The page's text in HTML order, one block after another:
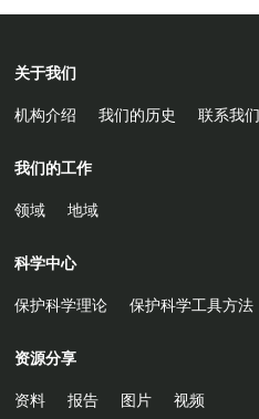
关于我们
机构介绍 我们的历史 联系我们
我们的工作
领域 地域
科学中心
保护科学理论 保护科学工具方法
资源分享
资料 报告 图片 视频